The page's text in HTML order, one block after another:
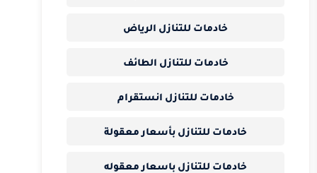
خادمات للتنازل الرياض
خادمات للتنازل الطائف
خادمات للتنازل انستقرام
خادمات للتنازل بأسعار معقولة
خادمات للتنازل باسعار معقوله